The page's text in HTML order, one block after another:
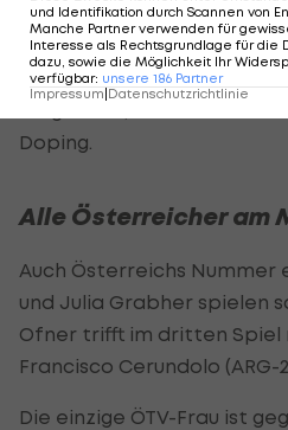
immer noch steht? "Ich
relativieren. Ich bin immer
es wenn man alles richtig
Doping.
Alle Österreicher am
Auch Österreichs Nummer
und Julia Grabher spielen
Ofner trifft im dritten Spiel
Francisco Cerundolo (ARG-
Die einzige ÖTV-Frau ist
und Identifikation durch Scannen von
Manche Partner verwenden für
Interesse als Rechtsgrundlage für die
dazu, sowie die Möglichkeit Ihr
verfügbar: unsere 186 Partner
Impressum|Datenschutzrichtlinie